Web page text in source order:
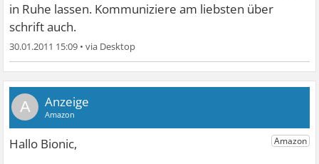
in Ruhe lassen. Kommuniziere am liebsten über
schrift auch.
30.01.2011 15:09 •
A